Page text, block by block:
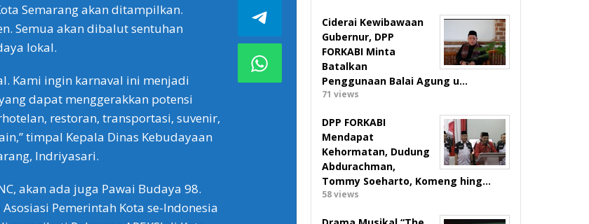
Semarang akan ditampilkan.
Semua akan dibalut sentuhan
lokal.
Kami ingin karnaval ini menjadi
dapat menggerakkan potensi
restoran, transportasi, suvenir,
timpal Kepala Dinas Kebudayaan
Indriyasari.
akan ada juga Pawai Budaya 98.
Pemerintah Kota se-Indonesia
Ciderai Kewibawaan
Gubernur, DPP
FORKABI Minta
Batalkan
Penggunaan Balai Agung u…
71 views
DPP FORKABI
Mendapat
Kehormatan, Dudung
Abdurachman,
Tommy Soeharto, Komeng hing…
58 views